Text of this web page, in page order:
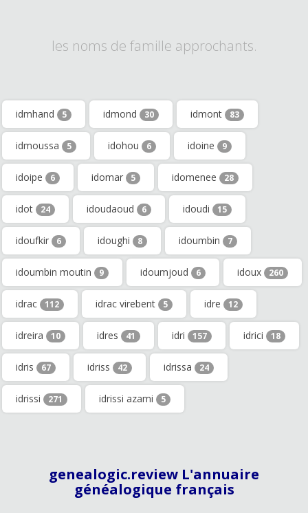
les noms de famille approchants.
idmhand 5 idmond 30 idmont 83
idmoussa 5 idohou 6 idoine 9
idoipe 6 idomar 5 idomenee 28
idot 24 idoudaoud 6 idoudi 15
idoufkir 6 idoughi 8 idoumbin 7
idoumbin moutin 9 idoumjoud 6 idoux 260
idrac 112 idrac virebent 5 idre 12
idreira 10 idres 41 idri 157 idrici 18
idris 67 idriss 42 idrissa 24
idrissi 271 idrissi azami 5
genealogic.review L'annuaire
généalogique français